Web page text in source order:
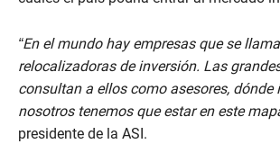
“En el mundo hay empresas que se
relocalizadoras de inversión. Las
consultan a ellos como asesores, dónde
nosotros tenemos que estar en este
presidente de la ASI.